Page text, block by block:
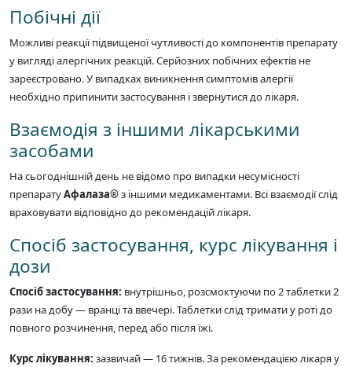
Побічні дії
Можливі реакції підвищеної чутливості до компонентів препарату
у вигляді алергічних реакцій. Серйозних побічних ефектів не
зареєстровано. У випадках виникнення симптомів алергії
необхідно припинити застосування і звернутися до лікаря.
Взаємодія з іншими лікарськими
засобами
На сьогоднішній день не відомо про випадки несумісності
препаратуАфалаза®з іншими медикаментами. Всі взаємодії слід
враховувати відповідно до рекомендацій лікаря.
Спосіб застосування, курс лікування і
дози
Спосіб застосування: внутрішньо, розсмоктуючи по 2 таблетки 2
рази на добу — вранці та ввечері. Таблетки слід тримати у роті до
повного розчинення, перед або після їжі.
Курс лікування: зазвичай — 16 тижнів. За рекомендацією лікаря у